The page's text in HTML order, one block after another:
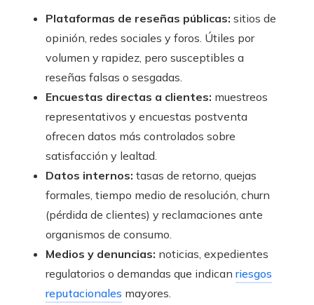
Plataformas de reseñas públicas: sitios de
opinión, redes sociales y foros. Útiles por
volumen y rapidez, pero susceptibles a
reseñas falsas o sesgadas.
Encuestas directas a clientes: muestreos
representativos y encuestas postventa
ofrecen datos más controlados sobre
satisfacción y lealtad.
Datos internos: tasas de retorno, quejas
formales, tiempo medio de resolución, churn
(pérdida de clientes) y reclamaciones ante
organismos de consumo.
Medios y denuncias: noticias, expedientes
regulatorios o demandas que indican riesgos
reputacionales mayores.